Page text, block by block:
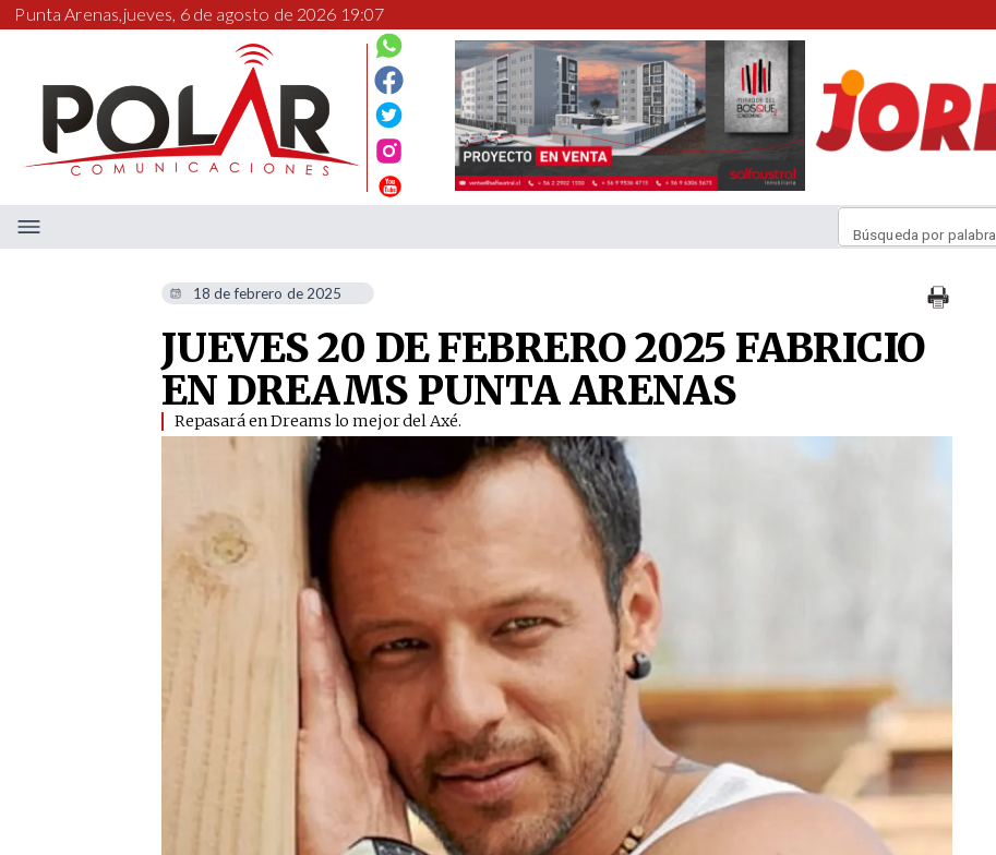
Punta Arenas,jueves, 6 de agosto de 2026 19:07
Búsqueda por palabra
18 de febrero de 2025
JUEVES 20 DE FEBRERO 2025 FABRICIO
EN DREAMS PUNTA ARENAS
Repasará en Dreams lo mejor del Axé. ​